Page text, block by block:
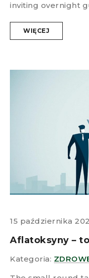
inviting overnight
WIĘCEJ
15 października
Aflatoksyny –
Kategoria: